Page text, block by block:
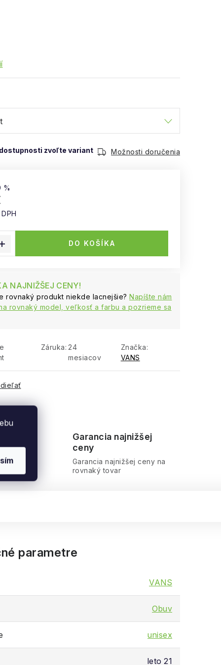
Možnosti doručenia
%
DO KOŠÍKA
NAJNIŽŠEJ CENY!
rovnaký produkt niekde lacnejšie? Napíšte nám
rovnaký model, veľkosť a farbu a pozrieme sa
Záruka: 24
mesiacov
Značka:
VANS
Garancia najnižšej
ceny
Garancia najnižšej ceny na
rovnaký tovar
parametre
VANS
Obuv
unisex
leto 21